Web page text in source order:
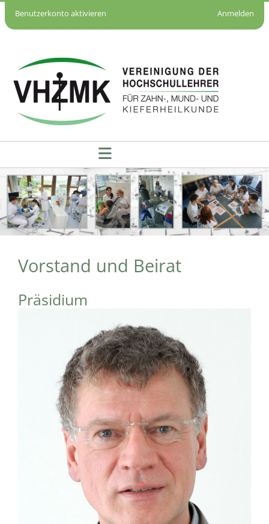
Benutzerkonto aktivieren Anmelden
Vorstand und Beirat - VHZMK
Vorstand und Beirat
Präsidium